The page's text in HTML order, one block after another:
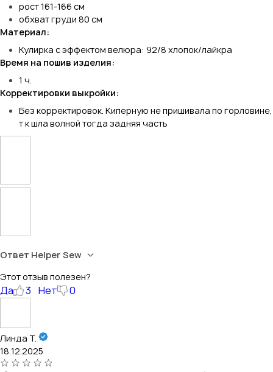
рост 161-166 см
обхват груди 80 см
Материал:
Кулирка с эффектом велюра: 92/8 хлопок/лайкра
Время на пошив изделия:
1 ч.
Корректировки выкройки:
Без корректировок. Киперную не пришивала по горловине,
т к шла волной тогда задняя часть
Ответ Helper Sew
Этот отзыв полезен?
Да 3 Нет 0
Линда Т.
18.12.2025